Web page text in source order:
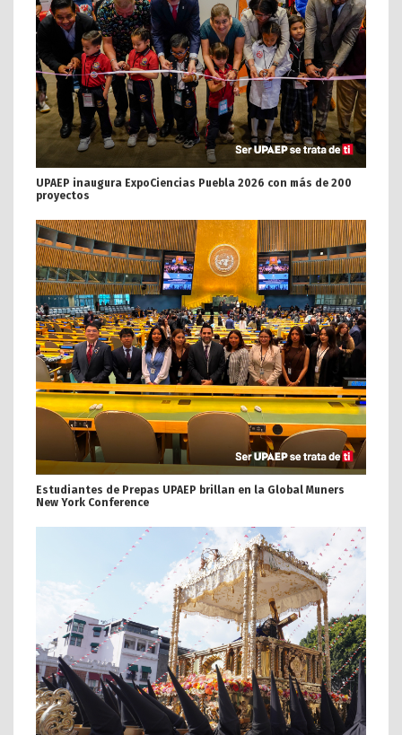
UPAEP inaugura ExpoCiencias Puebla 2026 con más de 200
proyectos
Estudiantes de Prepas UPAEP brillan en la Global Muners
New York Conference